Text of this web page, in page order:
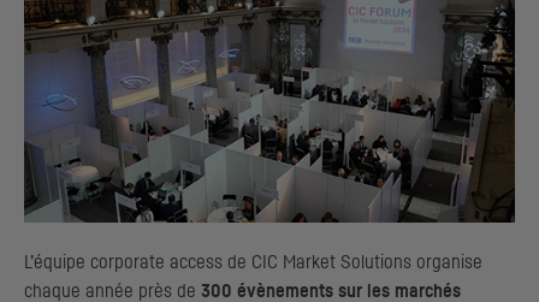
L’équipe corporate access de CIC Market Solutions organise
chaque année près de 300 évènements sur les marchés